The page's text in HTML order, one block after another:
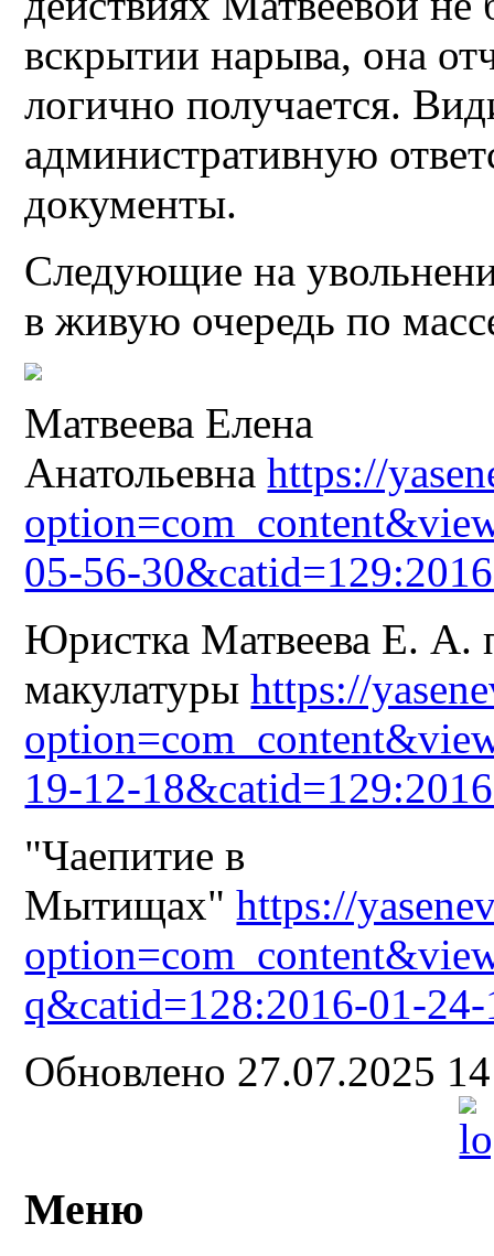
вскрытии нарыва, она
логично получается.
административную
документы.
Следующие на
в живую очередь по
Матвеева Елена
Анатольевнаhttps://
05-56-
Юристка Матвеева Е. А.
макулатурыhttps://
19-12-
"Чаепитие в
Мытищах"https://
q&catid=128:2016-01-
Обновлено 27.07.2025
Меню